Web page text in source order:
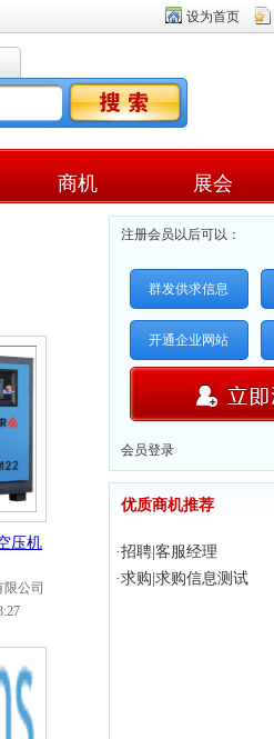
设为首页
商机 展会
压机
公司
注册会员以后可以：
群发供求信息
开通企业网站
会员登录
优质商机推荐
·招聘|客服经理
·求购|求购信息测试